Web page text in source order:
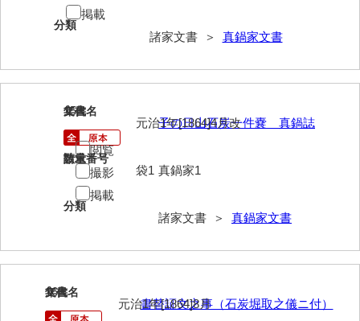
兼田家文書
上矢田井手文書
嘉村家文書
亀田家文書
賀屋家文書
河北家文書
河崎家文書（旧神代村）
河田家文書
分類
諸家文書 ＞ 真鍋家文書
掲載
15
文書名
子の日山石炭一件嚢 真鍋誌
請求番号
真鍋家1
分類
諸家文書 ＞ 真鍋家文書
年代
元治1年[1864]4月改
数量
袋1
閲覧
撮影
掲載
16
文書名
書替証文之事（石炭堀取之儀ニ付）
年代
元治1年[1864]8月